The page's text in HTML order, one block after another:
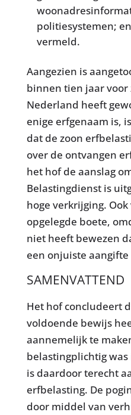
politiesystemen;
vermeld.
Aangezien is
binnen tien jaar
Nederland heeft
enige erfgenaam is,
dat de zoon
over de ontvangen
het hof de aanslag
Belastingdienst is
hoge verkrijging.
opgelegde boete,
niet heeft bewezen
een onjuiste
SAMENVATTEND
Het hof concludeert
voldoende bewijs
aannemelijk te
belastingplichtig
is daardoor terecht
erfbelasting. De
door middel van